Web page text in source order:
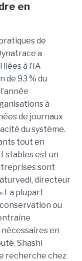
en
de
a
à l’IA
de 93 % du
à
de journaux
du système.
tout en
stables est un
sont
directeur
La plupart
ou
en
Shashi
recherche chez